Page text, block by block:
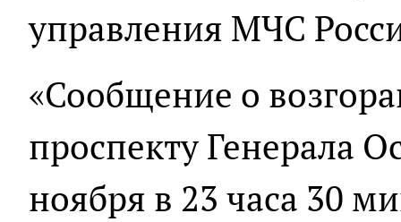
управления МЧС
«Сообщение о
проспекту Генерала
ноября в 23 часа 30